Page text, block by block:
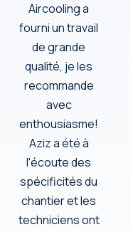
Aircooling a
fourni un travail
de grande
qualité, je les
recommande
avec
enthousiasme!
Aziz a été à
l'écoute des
spécificités du
chantier et les
techniciens ont